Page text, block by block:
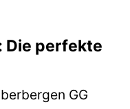
Die perfekte
GG